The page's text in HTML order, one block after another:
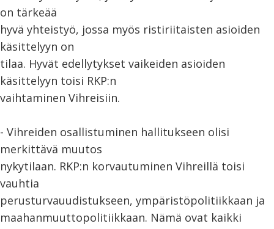
on tärkeää
hyvä yhteistyö, jossa myös ristiriitaisten asioiden
käsittelyyn on
tilaa. Hyvät edellytykset vaikeiden asioiden
käsittelyyn toisi RKP:n
vaihtaminen Vihreisiin.
- Vihreiden osallistuminen hallitukseen olisi
merkittävä muutos
nykytilaan. RKP:n korvautuminen Vihreillä toisi
vauhtia
perusturvauudistukseen, ympäristöpolitiikkaan ja
maahanmuuttopolitiikkaan. Nämä ovat kaikki